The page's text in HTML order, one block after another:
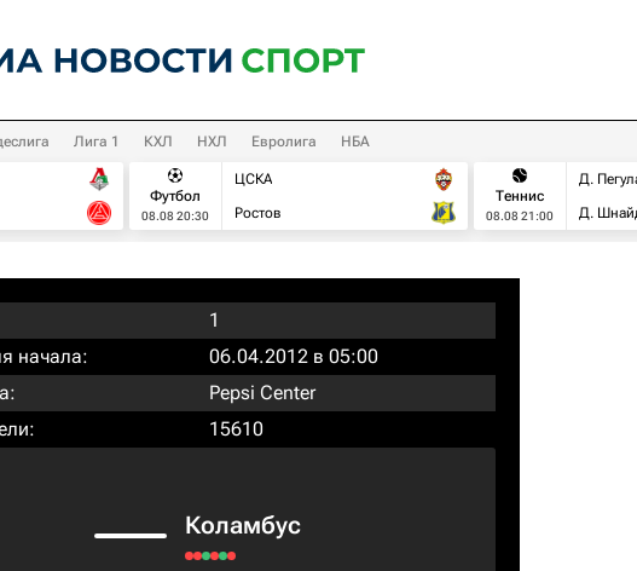
Лига 1 КХЛ НХЛ Евролига НБА
Футбол
08.08 20:30
ЦСКА
Ростов
Теннис
08.08 21:00
Д.
Д.
1
начала:
06.04.2012 в 05:00
Pepsi Center
15610
Коламбус